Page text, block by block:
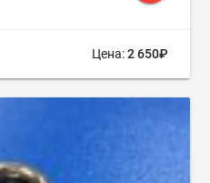
Цена:2 650₽